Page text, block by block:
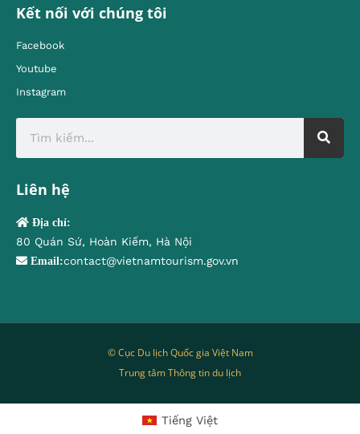
Kết nối với chúng tôi
Facebook
Youtube
Instagram
Liên hệ
Địa chỉ:
80 Quán Sứ, Hoàn Kiếm, Hà Nội
Email:contact@vietnamtourism.gov.vn
© Cục Du lịch Quốc gia Việt Nam
Trung tâm Thông tin du lịch
Tiếng Việt